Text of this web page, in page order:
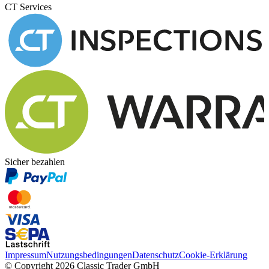
CT Services
Sicher bezahlen
ImpressumNutzungsbedingungenDatenschutzCookie-Erklärung
© Copyright 2026 Classic Trader GmbH